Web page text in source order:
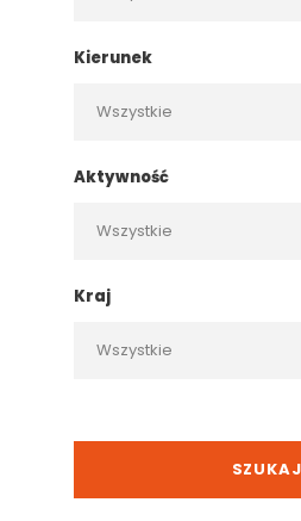
Kierunek
Aktywność
Kraj